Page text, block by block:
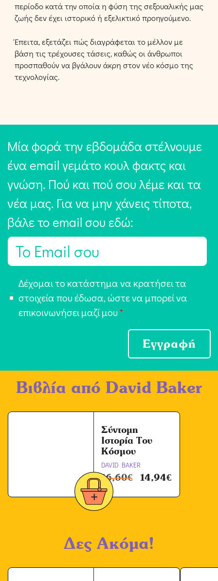
περίοδο κατά την οποία η φύση της σεξουαλικής μας
ζωής δεν έχει ιστορικό ή εξελικτικό προηγούμενο.
Έπειτα, εξετάζει πώς διαγράφεται το μέλλον με
βάση τις τρέχουσες τάσεις, καθώς οι άνθρωποι
προσπαθούν να βγάλουν άκρη στον νέο κόσμο της
τεχνολογίας.
Μία φορά την εβδομάδα στέλνουμε
ένα email γεμάτο κουλ φακτς και
γνώση. Πού και πού σου λέμε και τα
νέα μας. Για να μην χάνεις τίποτα,
βάλε το email σου εδώ:
E
π
ή
ω
Δέχομαι το κατάστημα να κρατήσει τα
στοιχεία που έδωσα, ώστε να μπορεί να
επικοινωνήσει μαζί μου *
Εγγραφή
Βιβλία από David Baker
Σύντομη
Ιστορία Του
Κόσμου
DAVID BAKER
16,60€ 14,94€
Δες Ακόμα!